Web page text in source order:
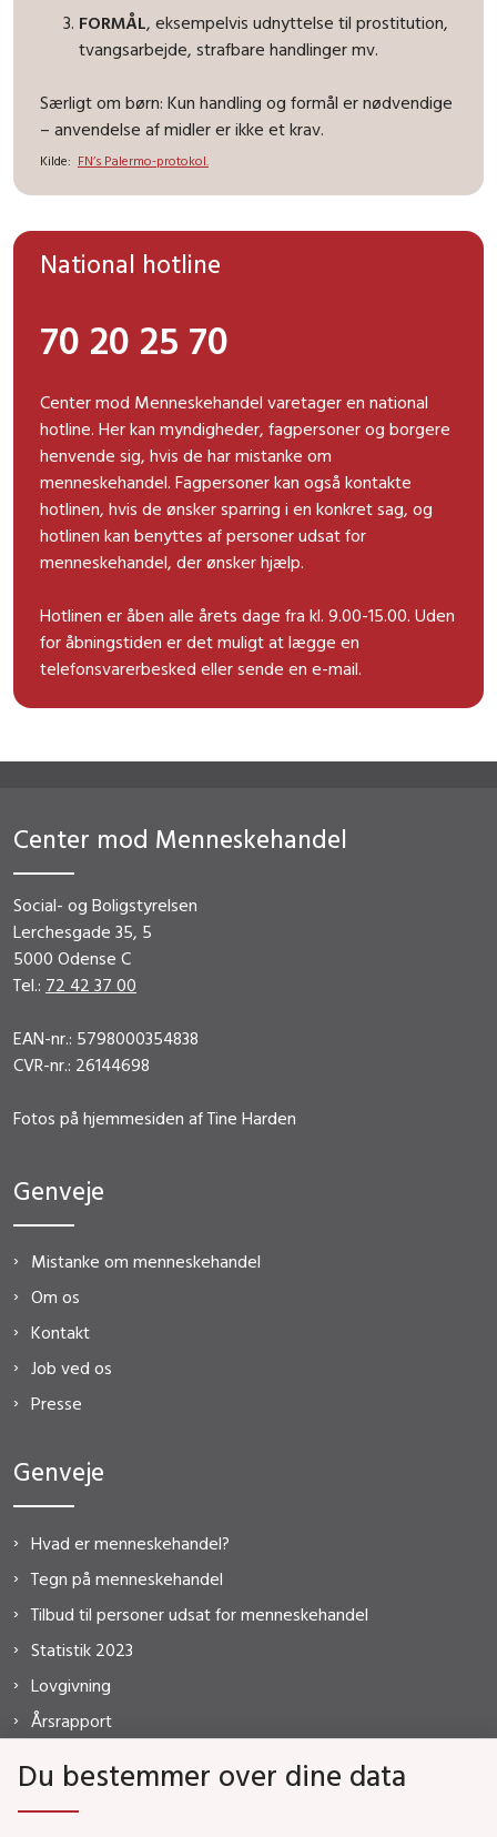
FORMÅL, eksempelvis udnyttelse til prostitution,
tvangsarbejde, strafbare handlinger mv.
Særligt om børn: Kun handling og formål er nødvendige
– anvendelse af midler er ikke et krav.
Kilde: FN’s Palermo-protokol.
National hotline
70 20 25 70
Center mod Menneskehandel varetager en national
hotline. Her kan myndigheder, fagpersoner og borgere
henvende sig, hvis de har mistanke om
menneskehandel. Fagpersoner kan også kontakte
hotlinen, hvis de ønsker sparring i en konkret sag, og
hotlinen kan benyttes af personer udsat for
menneskehandel, der ønsker hjælp.
Hotlinen er åben alle årets dage fra kl. 9.00-15.00. Uden
for åbningstiden er det muligt at lægge en
telefonsvarerbesked eller sende en e-mail.
Center mod Menneskehandel
Social- og Boligstyrelsen
Lerchesgade 35, 5
5000 Odense C
Tel.: 72 42 37 00
EAN-nr.: 5798000354838
CVR-nr.: 26144698
Fotos på hjemmesiden af Tine Harden
Genveje
Mistanke om menneskehandel
Om os
Kontakt
Job ved os
Presse
Genveje
Hvad er menneskehandel?
Tegn på menneskehandel
Tilbud til personer udsat for menneskehandel
Statistik 2023
Lovgivning
Årsrapport
Du bestemmer over dine data